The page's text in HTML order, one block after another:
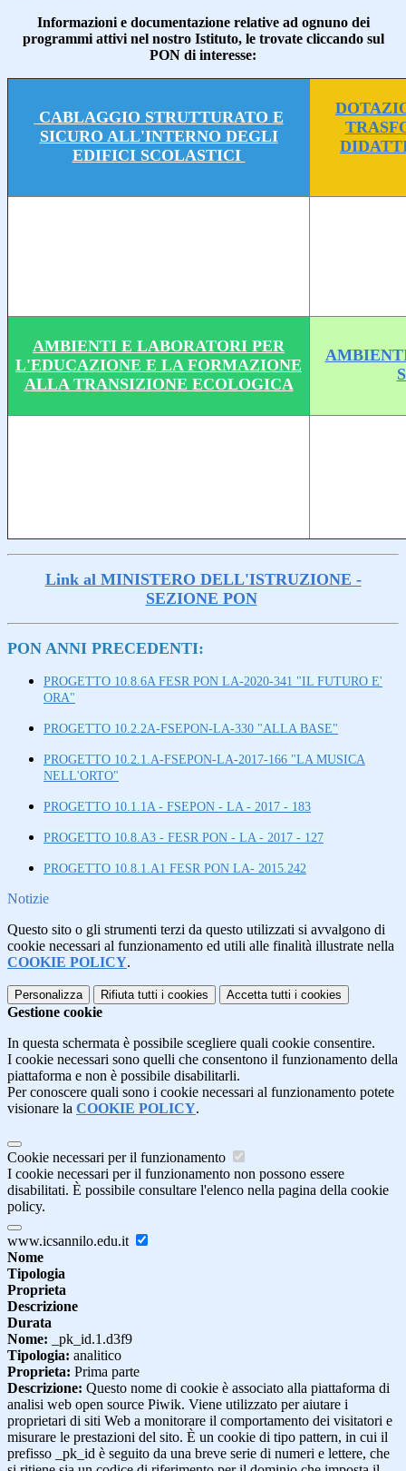
Informazioni e documentazione relative ad ognuno dei
programmi attivi nel nostro Istituto, le trovate cliccando sul
PON di interesse:
CABLAGGIO STRUTTURATO E
SICURO ALL'INTERNO DEGLI
EDIFICI SCOLASTICI
AMBIENTI E LABORATORI PER
L'EDUCAZIONE E LA FORMAZIONE
ALLA TRANSIZIONE ECOLOGICA
Link al MINISTERO DELL'ISTRUZIONE -
SEZIONE PON
PON ANNI PRECEDENTI:
PROGETTO 10.8.6A FESR PON LA-2020-341 "IL FUTURO E'
ORA"
PROGETTO 10.2.2A-FSEPON-LA-330 "ALLA BASE"
PROGETTO 10.2.1.A-FSEPON-LA-2017-166 "LA MUSICA
NELL'ORTO"
PROGETTO 10.1.1A - FSEPON - LA - 2017 - 183
PROGETTO 10.8.A3 - FESR PON - LA - 2017 - 127
PROGETTO 10.8.1.A1 FESR PON LA- 2015.242
Notizie
Questo sito o gli strumenti terzi da questo utilizzati si avvalgono di
cookie necessari al funzionamento ed utili alle finalità illustrate nella
COOKIE POLICY.
Personalizza Rifiuta tutti i cookies Accetta tutti i cookies
Gestione cookie
In questa schermata è possibile scegliere quali cookie consentire.
I cookie necessari sono quelli che consentono il funzionamento della
piattaforma e non è possibile disabilitarli.
Per conoscere quali sono i cookie necessari al funzionamento potete
visionare la COOKIE POLICY.
Cookie necessari per il funzionamento
I cookie necessari per il funzionamento non possono essere
disabilitati. È possibile consultare l'elenco nella pagina della cookie
policy.
www.icsannilo.edu.it
Nome
Tipologia
Proprieta
Descrizione
Durata
Nome: _pk_id.1.d3f9
Tipologia: analitico
Proprieta: Prima parte
Descrizione: Questo nome di cookie è associato alla piattaforma di
analisi web open source Piwik. Viene utilizzato per aiutare i
proprietari di siti Web a monitorare il comportamento dei visitatori e
misurare le prestazioni del sito. È un cookie di tipo pattern, in cui il
prefisso _pk_id è seguito da una breve serie di numeri e lettere, che